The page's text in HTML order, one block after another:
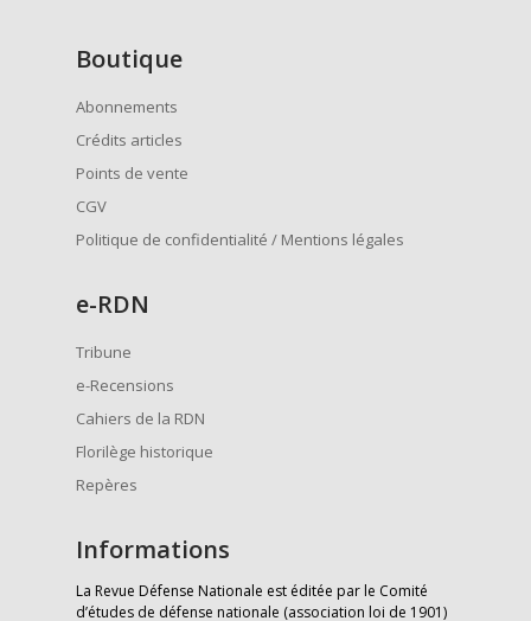
Boutique
Abonnements
Crédits articles
Points de vente
CGV
Politique de confidentialité / Mentions légales
e-RDN
Tribune
e-Recensions
Cahiers de la RDN
Florilège historique
Repères
Informations
La Revue Défense Nationale est éditée par le Comité
d’études de défense nationale (association loi de 1901)